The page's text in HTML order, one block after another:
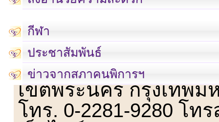
กีฬา
ประชาสัมพันธ์
ข่าวจากสภาคนพิการฯ
เลขที่ 23 ชั้น 2 ถนนวิ
เขตพระนคร กรุงเทพม
โทร. 0-2281-9280 โท